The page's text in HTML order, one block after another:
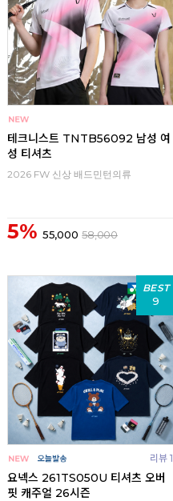
테크니스트 TNTB56092 남성 여
성 티셔츠
2026 FW 신상 배드민턴의류
5% 55,000 58,000
BEST
9
리뷰
요넥스 261TS050U 티셔츠 오버
핏 캐주얼 26시즌